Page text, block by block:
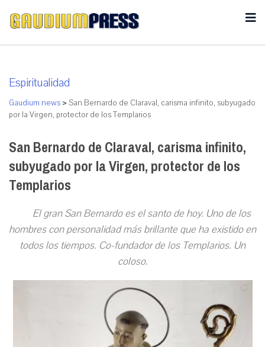
Espiritualidad
Gaudium news >San Bernardo de Claraval, carisma infinito, subyugado
por la Virgen, protector de los Templarios
San Bernardo de Claraval, carisma infinito,
subyugado por la Virgen, protector de los
Templarios
El gran San Bernardo es el santo de hoy. Uno de los
hombres con personalidad más brillante que ha existido en
todos los tiempos. Co-fundador de los Templarios. Un
coloso.